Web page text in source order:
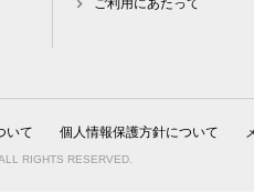
ご利用にあたって
いて 個人情報保護方針について
RIGHTS RESERVED.